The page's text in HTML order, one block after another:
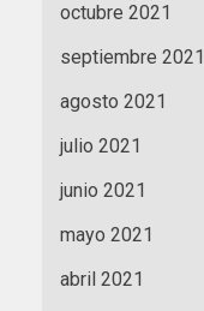
octubre 2021
septiembre 2021
agosto 2021
julio 2021
junio 2021
mayo 2021
abril 2021